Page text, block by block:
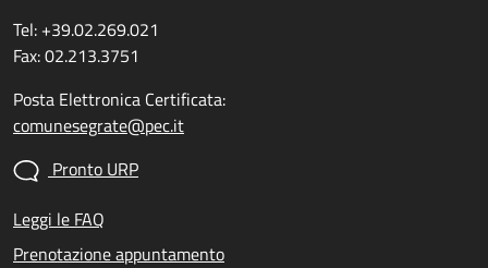
Tel: +39.02.269.021
Fax: 02.213.3751
Posta Elettronica Certificata:
comunesegrate@pec.it
Pronto URP
Leggi le FAQ
Prenotazione appuntamento